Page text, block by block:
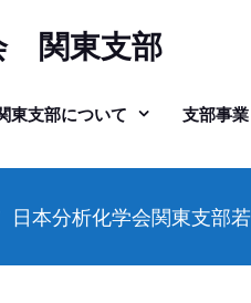
関東支部
東支部について 支部事業
日本分析化学会関東支部